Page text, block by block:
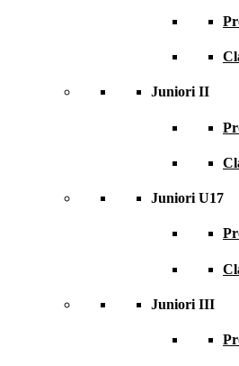
Juniori II
Juniori U17
Juniori III